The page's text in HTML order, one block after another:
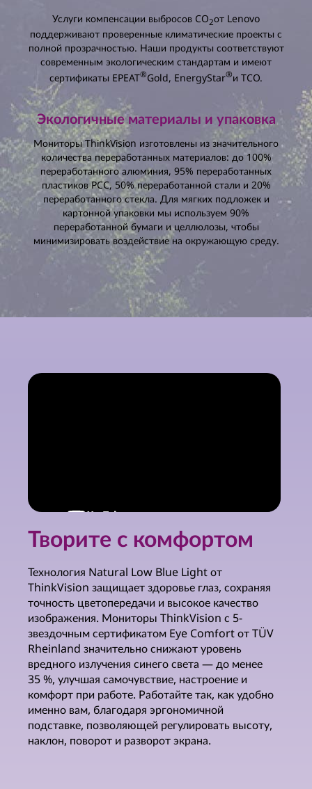
Услуги компенсации выбросов CO2от Lenovo
поддерживают проверенные климатические проекты с
полной прозрачностью. Наши продукты соответствуют
современным экологическим стандартам и имеют
сертификаты EPEAT®Gold, EnergyStar®и TCO.
Экологичные материалы и упаковка
Мониторы ThinkVision изготовлены из значительного
количества переработанных материалов: до 100%
переработанного алюминия, 95% переработанных
пластиков PCC, 50% переработанной стали и 20%
переработанного стекла. Для мягких подложек и
картонной упаковки мы используем 90%
переработанной бумаги и целлюлозы, чтобы
минимизировать воздействие на окружающую среду.
Творите с комфортом
Технология Natural Low Blue Light от
ThinkVision защищает здоровье глаз, сохраняя
точность цветопередачи и высокое качество
изображения. Мониторы ThinkVision с 5-
звездочным сертификатом Eye Comfort от TÜV
Rheinland значительно снижают уровень
вредного излучения синего света — до менее
35 %, улучшая самочувствие, настроение и
комфорт при работе. Работайте так, как удобно
именно вам, благодаря эргономичной
подставке, позволяющей регулировать высоту,
наклон, поворот и разворот экрана.